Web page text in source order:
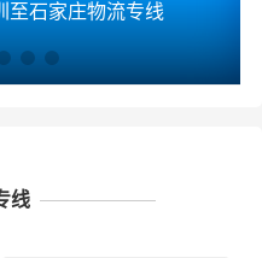
至石家庄物流专线
线